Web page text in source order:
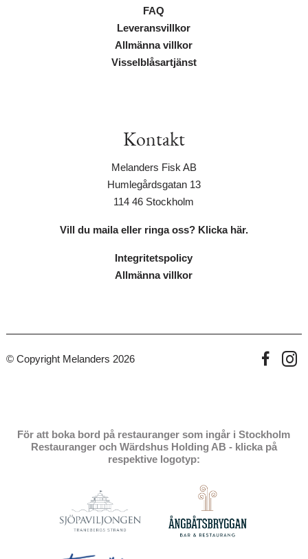
FAQ
Leveransvillkor
Allmänna villkor
Visselblåsartjänst
Kontakt
Melanders Fisk AB
Humlegårdsgatan 13
114 46 Stockholm
Vill du maila eller ringa oss? Klicka här.
Integritetspolicy
Allmänna villkor
© Copyright Melanders 2026
För att boka bord på restauranger som ingår i Stockholm
Restauranger och Wärdshus Holding AB - klicka på
respektive logotyp: